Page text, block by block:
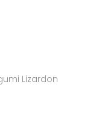
Lizardon